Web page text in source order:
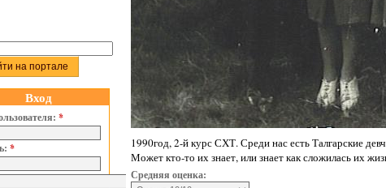
1990год, 2-й курс СХТ. Среди нас есть Талгарские
Может кто-то их знает, или знает как сложилась их
Средняя оценка:
Вход
*
*